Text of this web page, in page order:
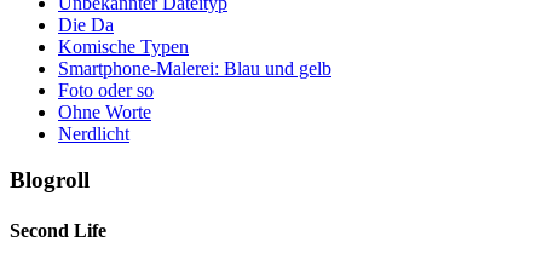
Die Da
Komische Typen
Smartphone-Malerei: Blau und gelb
Foto oder so
Ohne Worte
Nerdlicht
Blogroll
Second Life